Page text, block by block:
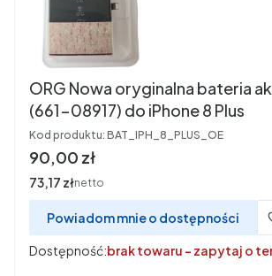
ORG Nowa oryginalna bateria
(661-08917) do iPhone 8 Plus
Kod produktu: BAT_IPH_8_PLUS_OE
Cena
90,00 zł
Cena
73,17 złnetto
Powiadom mnie o dostępności
Dostępność:brak towaru - zapytaj o